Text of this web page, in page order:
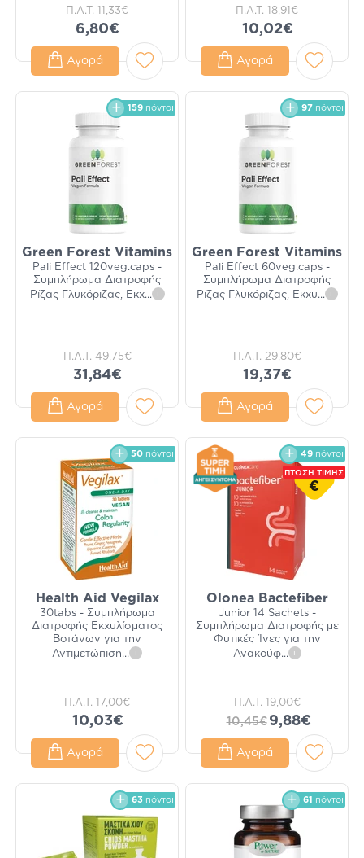
Π.Λ.Τ. 11,33€
6,80€
Αγορά
Π.Λ.Τ. 18,91€
10,02€
Αγορά
159 πόντοι
Green Forest Vitamins
Pali Effect 120veg.caps -
Συμπλήρωμα Διατροφής
Ρίζας Γλυκόριζας, Εκχ... i
Π.Λ.Τ. 49,75€
31,84€
Αγορά
97 πόντοι
Green Forest Vitamins
Pali Effect 60veg.caps -
Συμπλήρωμα Διατροφής
Ρίζας Γλυκόριζας, Εκχυ... i
Π.Λ.Τ. 29,80€
19,37€
Αγορά
50 πόντοι
Health Aid Vegilax
30tabs - Συμπλήρωμα
Διατροφής Εκχυλίσματος
Βοτάνων για την
Αντιμετώπιση... i
Π.Λ.Τ. 17,00€
10,03€
Αγορά
49 πόντοι
ΠΤΩΣΗ ΤΙΜΗΣ
€
Olonea Bactefiber
Junior 14 Sachets -
Συμπλήρωμα Διατροφής με
Φυτικές Ίνες για την
Ανακούφ... i
Π.Λ.Τ. 19,00€
10,45€ 9,88€
Αγορά
63 πόντοι 61 πόντοι